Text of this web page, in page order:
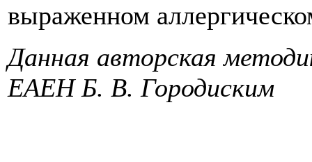
выраженном
Данная авторская
ЕАЕН Б. В. Городиским